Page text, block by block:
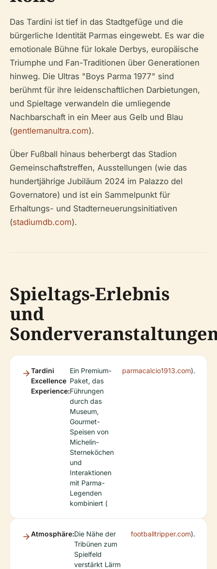
Das Tardini ist tief in das Stadtgefüge und die
bürgerliche Identität Parmas eingewebt. Es war die
emotionale Bühne für lokale Derbys, europäische
Triumphe und Fan-Traditionen über Generationen
hinweg. Die Ultras "Boys Parma 1977" sind
berühmt für ihre leidenschaftlichen Darbietungen,
und Spieltage verwandeln die umliegende
Nachbarschaft in ein Meer aus Gelb und Blau
(gentlemanultra.com).
Über Fußball hinaus beherbergt das Stadion
Gemeinschaftstreffen, Ausstellungen (wie das
hundertjährige Jubiläum 2024 im Palazzo del
Governatore) und ist ein Sammelpunkt für
Erhaltungs- und Stadterneuerungsinitiativen
(stadiumdb.com).
Spieltags-Erlebnis
und
Tardini
Excellence
Experience:
Ein Premium-
Paket, das
Führungen
durch das
Museum,
Gourmet-
Speisen von
Michelin-
Sterneköchen
und
Interaktionen
mit Parma-
Legenden
kombiniert (
parmacalcio1913.com).
Atmosphäre:Die Nähe der
Tribünen zum
Spielfeld
verstärkt Lärm
footballtripper.com).